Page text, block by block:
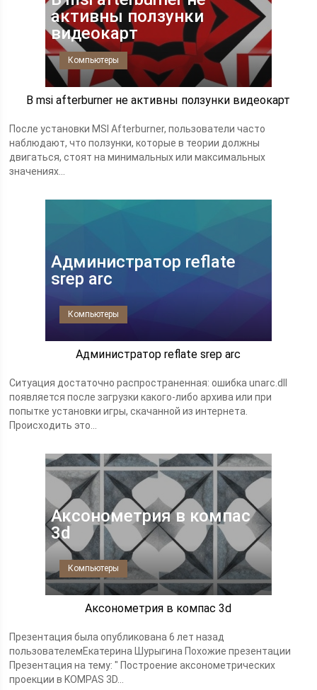
активны ползунки
видеокарт
Компьютеры
В msi afterburner не активны ползунки видеокарт
После установки MSI Afterburner, пользователи часто
наблюдают, что ползунки, которые в теории должны
двигаться, стоят на минимальных или максимальных
значениях...
Администратор reflate
srep arc
Компьютеры
Администратор reflate srep arc
Ситуация достаточно распространенная: ошибка unarc.dll
появляется после загрузки какого-либо архива или при
попытке установки игры, скачанной из интернета.
Происходить это...
Аксонометрия в компас
3d
Компьютеры
Аксонометрия в компас 3d
Презентация была опубликована 6 лет назад
пользователемЕкатерина Шурыгина Похожие презентации
Презентация на тему: " Построение аксонометрических
проекции в KOMPAS 3D...